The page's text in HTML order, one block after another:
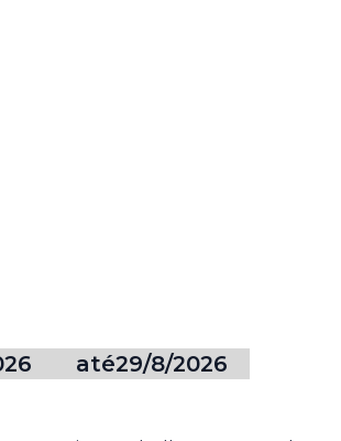
até29/8/2026